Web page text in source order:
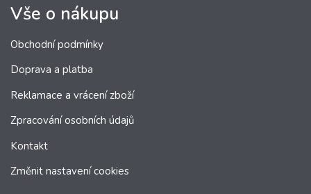
Vše o nákupu
Obchodní podmínky
Doprava a platba
Reklamace a vrácení zboží
Zpracování osobních údajů
Kontakt
Změnit nastavení cookies